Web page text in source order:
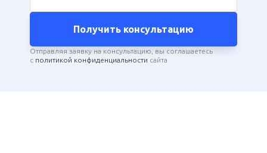
Получить консультацию
Отправляя заявку на консультацию, вы соглашаетесь
с политикой конфиденциальности сайта